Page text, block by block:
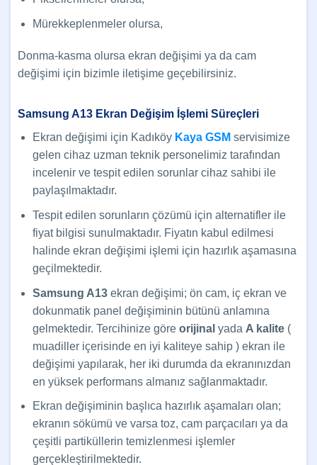
Mürekkeplenmeler olursa,
Donma-kasma olursa ekran değişimi ya da cam
değişimi için bizimle iletişime geçebilirsiniz.
Samsung A13 Ekran Değişim İşlemi Süreçleri
Ekran değişimi için Kadıköy Kaya GSM servisimize
gelen cihaz uzman teknik personelimiz tarafından
incelenir ve tespit edilen sorunlar cihaz sahibi ile
paylaşılmaktadır.
Tespit edilen sorunların çözümü için alternatifler ile
fiyat bilgisi sunulmaktadır. Fiyatın kabul edilmesi
halinde ekran değişimi işlemi için hazırlık aşamasına
geçilmektedir.
Samsung A13ekran değişimi; ön cam, iç ekran ve
dokunmatik panel değişiminin bütünü anlamına
gelmektedir. Tercihinize göre orijinal yada A kalite(
muadiller içerisinde en iyi kaliteye sahip ) ekran ile
değişimi yapılarak, her iki durumda da ekranınızdan
en yüksek performans almanız sağlanmaktadır.
Ekran değişiminin başlıca hazırlık aşamaları olan;
ekranın sökümü ve varsa toz, cam parçacıları ya da
çeşitli partiküllerin temizlenmesi işlemler
gerçekleştirilmektedir.